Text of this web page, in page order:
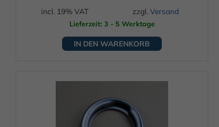
incl. 19% VAT zzgl. Versand
Lieferzeit: 3 - 5 Werktage
IN DEN WARENKORB